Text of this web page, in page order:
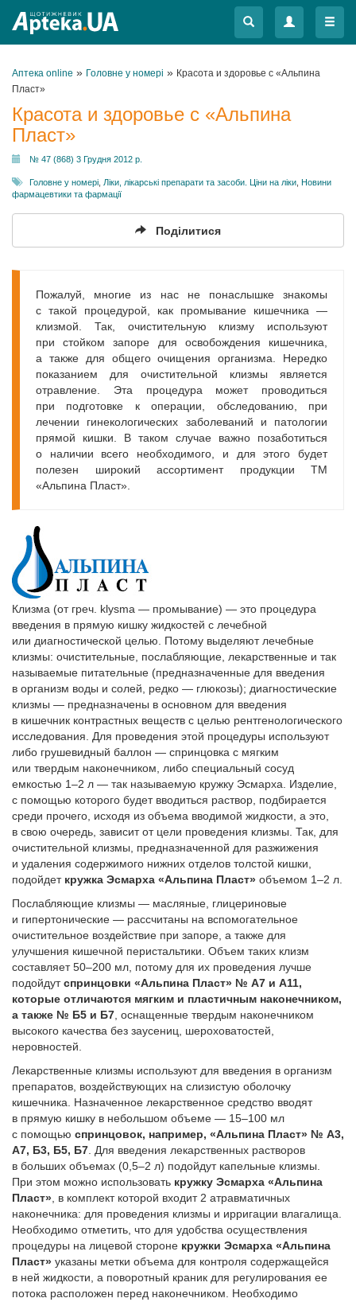
Меню
Меню
Аптека online » Головне у номері » Красота и здоровье с «Альпина
Пласт»
Красота и здоровье с «Альпина
Пласт»
№ 47 (868) 3 Грудня 2012 р.
Головне у номері Ліки, лікарські препарати та засоби. Ціни на ліки Новини
фармацевтики та фармації
Поділитися
Пожалуй, многие из нас не понаслышке знакомы
с такой процедурой, как промывание кишечника —
клизмой. Так, очистительную клизму используют
при стойком запоре для освобождения кишечника,
а также для общего очищения организма. Нередко
показанием для очистительной клизмы является
отравление. Эта процедура может проводиться
при подготовке к операции, обследованию, при
лечении гинекологических заболеваний и патологии
прямой кишки. В таком случае важно позаботиться
о наличии всего необходимого, и для этого будет
полезен широкий ассортимент продукции ТМ
«Альпина Пласт».
Клизма (от греч. klysma — промывание) — это процедура
введения в прямую кишку жидкостей с лечебной
или диагностической целью. Потому выделяют лечебные
клизмы: очистительные, послабляющие, лекарственные и так
называемые питательные (предназначенные для введения
в организм воды и солей, редко — глюкозы); диагностические
клизмы — предназначены в основном для введения
в кишечник контрастных веществ с целью рентгенологического
исследования. Для проведения этой процедуры используют
либо грушевидный баллон — спринцовка с мягким
или твердым наконечником, либо специальный сосуд
емкостью 1–2 л — так называемую кружку Эсмарха. Изделие,
с помощью которого будет вводиться раствор, подбирается
среди прочего, исходя из объема вводимой жидкости, а это,
в свою очередь, зависит от цели проведения клизмы. Так, для
очистительной клизмы, предназначенной для разжижения
и удаления содержимого нижних отделов толстой кишки,
подойдет кружка Эсмарха «Альпина Пласт» объемом 1–2 л.
Послабляющие клизмы — масляные, глицериновые
и гипертонические — рассчитаны на вспомогательное
очистительное воздействие при запоре, а также для
улучшения кишечной перистальтики. Объем таких клизм
составляет 50–200 мл, потому для их проведения лучше
подойдутспринцовки «Альпина Пласт» № А7 и А11,
которые отличаются мягким и пластичным наконечником,
а также № Б5 и Б7 , оснащенные твердым наконечником
высокого качества без заусениц, шероховатостей,
неровностей.
Лекарственные клизмы используют для введения в организм
препаратов, воздействующих на слизистую оболочку
кишечника. Назначенное лекарственное средство вводят
в прямую кишку в небольшом объеме — 15–100 мл
с помощью спринцовок, например, «Альпина Пласт» № А3,
А7, Б3, Б5, Б7 . Для введения лекарственных растворов
в больших объемах (0,5–2 л) подойдут капельные клизмы.
При этом можно использовать кружку Эсмарха «Альпина
Пласт» , в комплект которой входит 2 атравматичных
наконечника: для проведения клизмы и ирригации влагалища.
Необходимо отметить, что для удобства осуществления
процедуры на лицевой стороне кружки Эсмарха «Альпина
Пласт» указаны метки объема для контроля содержащейся
в ней жидкости, а поворотный краник для регулирования ее
потока расположен перед наконечником. Необходимо